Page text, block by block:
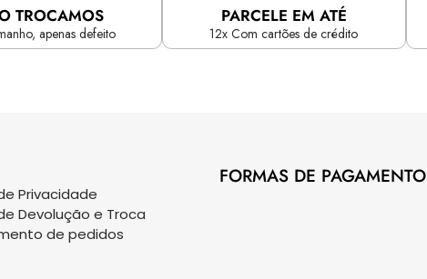
TROCAMOS
apenas defeito
PARCELE EM ATÉ
12x Com cartões de crédito
Privacidade
Devolução e Troca
de pedidos
FORMAS DE PAGAMENTO